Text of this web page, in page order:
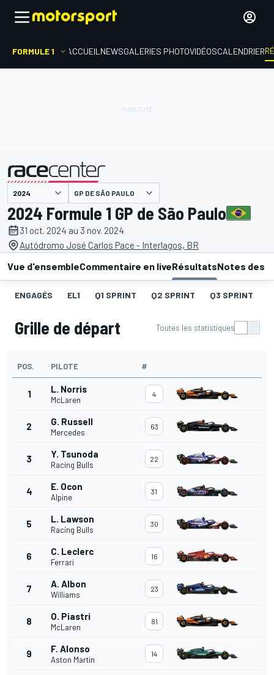
FORMULE 1 ACCUEIL NEWSGALERIES PHOTOVIDÉOSCALENDRIER
présenté par GP DE SÃO PAULO
2024 Formule 1 GP de São Paulo
31 oct. 2024 au 3 nov. 2024
Autódromo José Carlos Pace - Interlagos, BR
Vue d'ensembleCommentaire en liveRésultatsNotes des
ENGAGÉS EL1 Q1 SPRINT Q2 SPRINT Q3 SPRINT
Grille de départ Toutes les statistiques
POS. PILOTE #
1 L. Norris
McLaren
4
2 G. Russell
Mercedes
63
3 Y. Tsunoda
Racing Bulls
22
4 E. Ocon
Alpine
31
5 L. Lawson
Racing Bulls
30
6 C. Leclerc
Ferrari
16
7 A. Albon
Williams
23
8 O. Piastri
McLaren
81
9 F. Alonso
Aston Martin
14